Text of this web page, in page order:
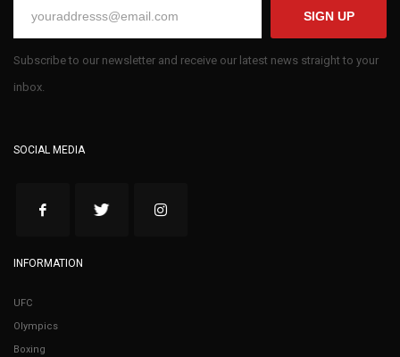
SIGN UP
Subscribe to our newsletter and receive our latest news straight to your
inbox.
SOCIAL MEDIA
INFORMATION
UFC
Olympics
Boxing